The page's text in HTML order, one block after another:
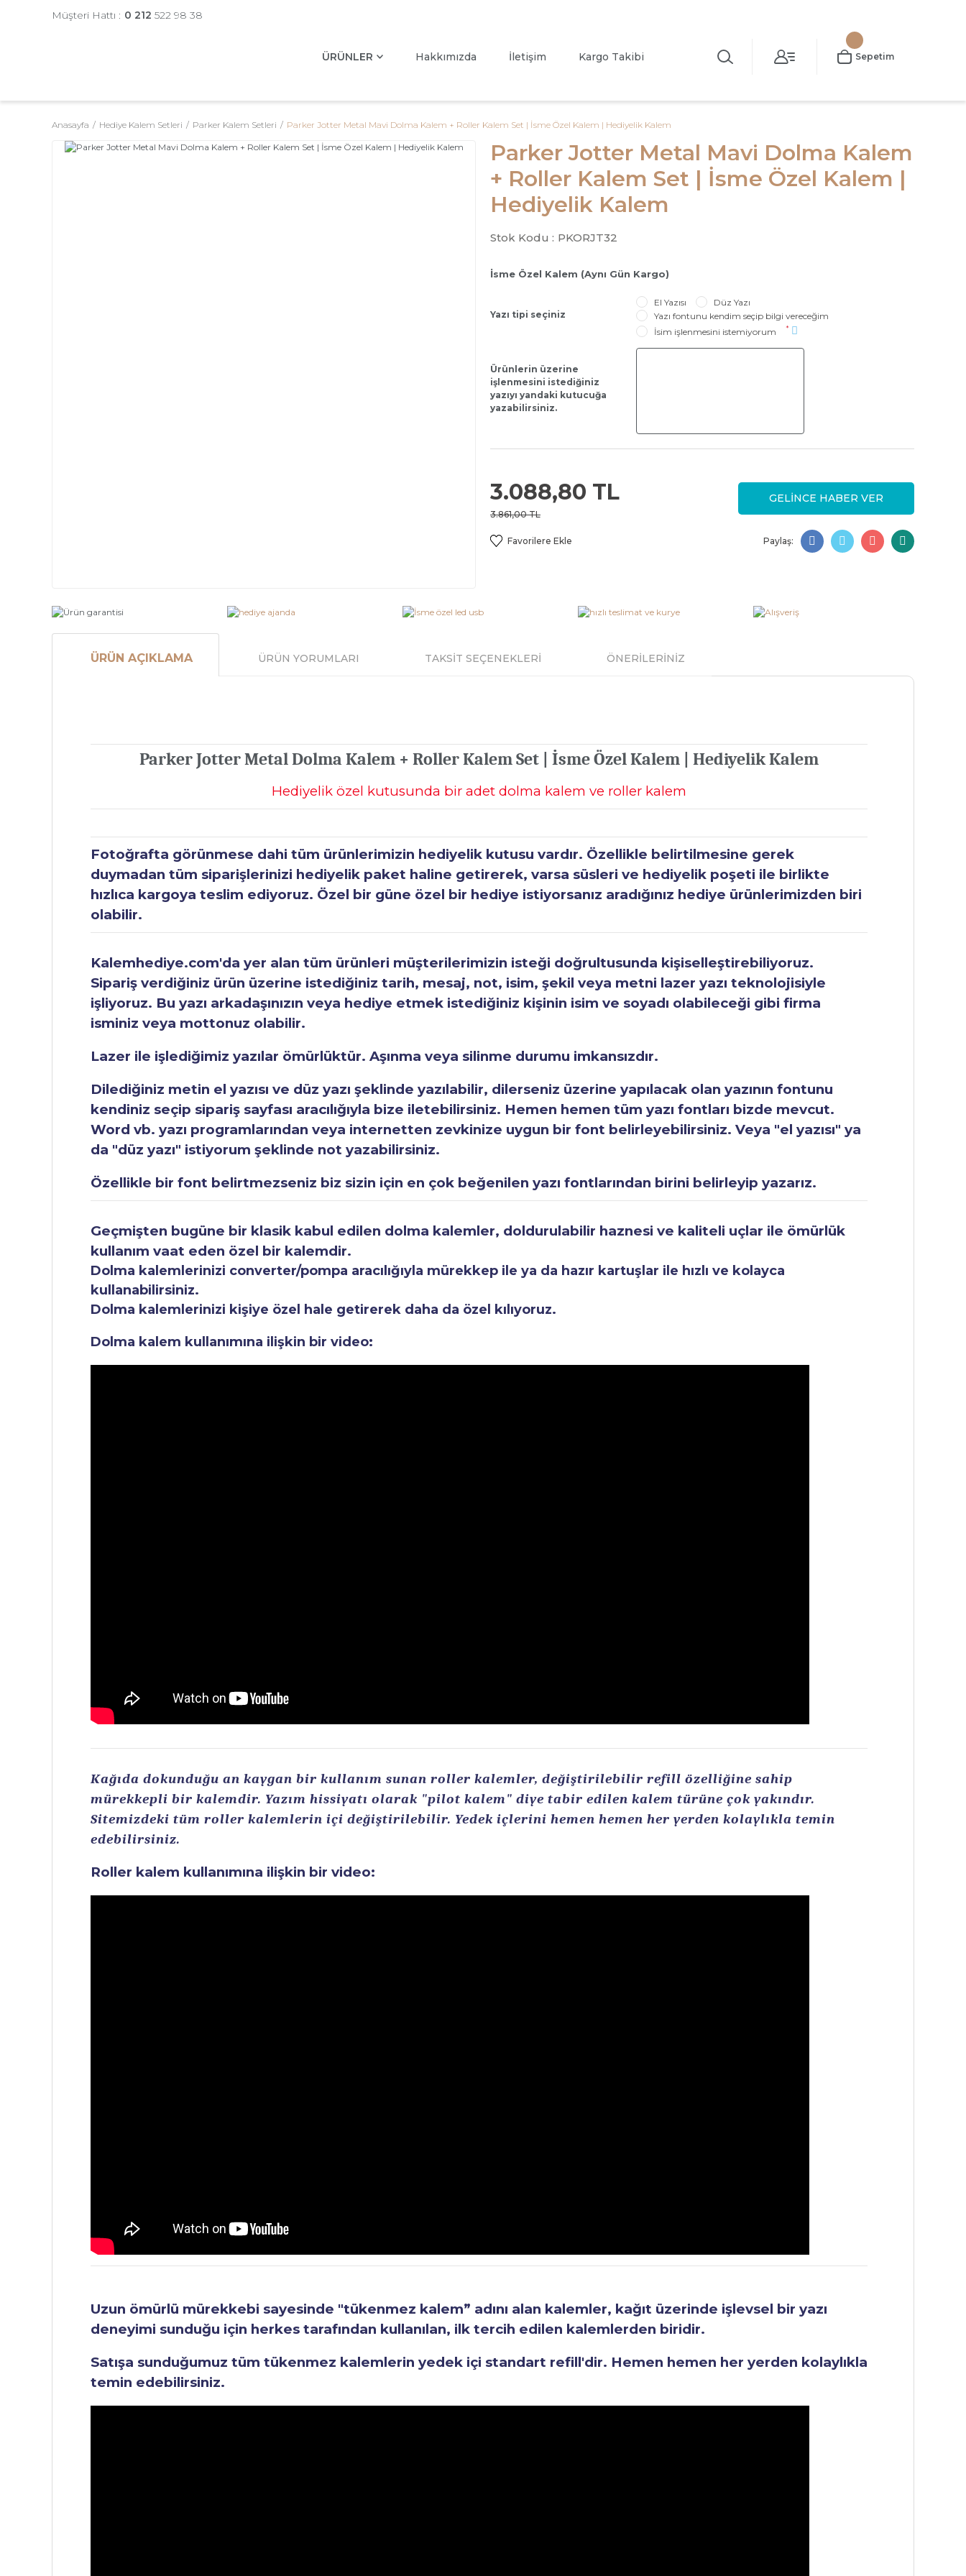
Müşteri Hattı : 0 212 522 98 38
ÜRÜNLER Hakkımızda İletişim Kargo Takibi Sepetim
Anasayfa Hediye Kalem Setleri Parker Kalem Setleri Parker Jotter Metal Mavi Dolma Kalem + Roller Kalem Set | İsme Özel Kalem | Hediyelik Kalem
Parker Jotter Metal Mavi Dolma Kalem
+ Roller Kalem Set | İsme Özel Kalem |
Hediyelik Kalem
Stok Kodu : PKORJT32
İsme Özel Kalem (Aynı Gün Kargo)
Yazı tipi seçiniz
El Yazısı
Düz Yazı
Yazı fontunu kendim seçip bilgi vereceğim
İsim işlenmesini istemiyorum
*
Ürünlerin üzerine
işlenmesini istediğiniz
yazıyı yandaki kutucuğa
yazabilirsiniz.
3.088,80 TL
3.861,00 TL
GELİNCE HABER VER
Paylaş:
ÜRÜN AÇIKLAMA ÜRÜN YORUMLARI TAKSİT SEÇENEKLERİ ÖNERİLERİNİZ
Parker Jotter Metal Dolma Kalem + Roller Kalem Set | İsme Özel Kalem | Hediyelik Kalem
Hediyelik özel kutusunda bir adet dolma kalem ve roller kalem
Fotoğrafta görünmese dahi tüm ürünlerimizin hediyelik kutusu vardır. Özellikle belirtilmesine gerek
duymadan tüm siparişlerinizi hediyelik paket haline getirerek, varsa süsleri ve hediyelik poşeti ile birlikte
hızlıca kargoya teslim ediyoruz. Özel bir güne özel bir hediye istiyorsanız aradığınız hediye ürünlerimizden biri
olabilir.
Kalemhediye.com'da yer alan tüm ürünleri müşterilerimizin isteği doğrultusunda kişiselleştirebiliyoruz.
Sipariş verdiğiniz ürün üzerine istediğiniz tarih, mesaj, not, isim, şekil veya metni lazer yazı teknolojisiyle
işliyoruz. Bu yazı arkadaşınızın veya hediye etmek istediğiniz kişinin isim ve soyadı olabileceği gibi firma
isminiz veya mottonuz olabilir.
Lazer ile işlediğimiz yazılar ömürlüktür. Aşınma veya silinme durumu imkansızdır.
Dilediğiniz metin el yazısı ve düz yazı şeklinde yazılabilir, dilerseniz üzerine yapılacak olan yazının fontunu
kendiniz seçip sipariş sayfası aracılığıyla bize iletebilirsiniz. Hemen hemen tüm yazı fontları bizde mevcut.
Word vb. yazı programlarından veya internetten zevkinize uygun bir font belirleyebilirsiniz. Veya "el yazısı" ya
da "düz yazı" istiyorum şeklinde not yazabilirsiniz.
Özellikle bir font belirtmezseniz biz sizin için en çok beğenilen yazı fontlarından birini belirleyip yazarız.
Geçmişten bugüne bir klasik kabul edilen dolma kalemler, doldurulabilir haznesi ve kaliteli uçlar ile ömürlük
kullanım vaat eden özel bir kalemdir.
Dolma kalemlerinizi converter/pompa aracılığıyla mürekkep ile ya da hazır kartuşlar ile hızlı ve kolayca
kullanabilirsiniz.
Dolma kalemlerinizi kişiye özel hale getirerek daha da özel kılıyoruz.
Dolma kalem kullanımına ilişkin bir video:
Kağıda dokunduğu an kaygan bir kullanım sunan roller kalemler, değiştirilebilir refill özelliğine sahip
mürekkepli bir kalemdir. Yazım hissiyatı olarak "pilot kalem" diye tabir edilen kalem türüne çok yakındır.
Sitemizdeki tüm roller kalemlerin içi değiştirilebilir. Yedek içlerini hemen hemen her yerden kolaylıkla temin
edebilirsiniz.
Roller kalem kullanımına ilişkin bir video:
Uzun ömürlü mürekkebi sayesinde "tükenmez kalem” adını alan kalemler, kağıt üzerinde işlevsel bir yazı
deneyimi sunduğu için herkes tarafından kullanılan, ilk tercih edilen kalemlerden biridir.
Satışa sunduğumuz tüm tükenmez kalemlerin yedek içi standart refill'dir. Hemen hemen her yerden kolaylıkla
temin edebilirsiniz.